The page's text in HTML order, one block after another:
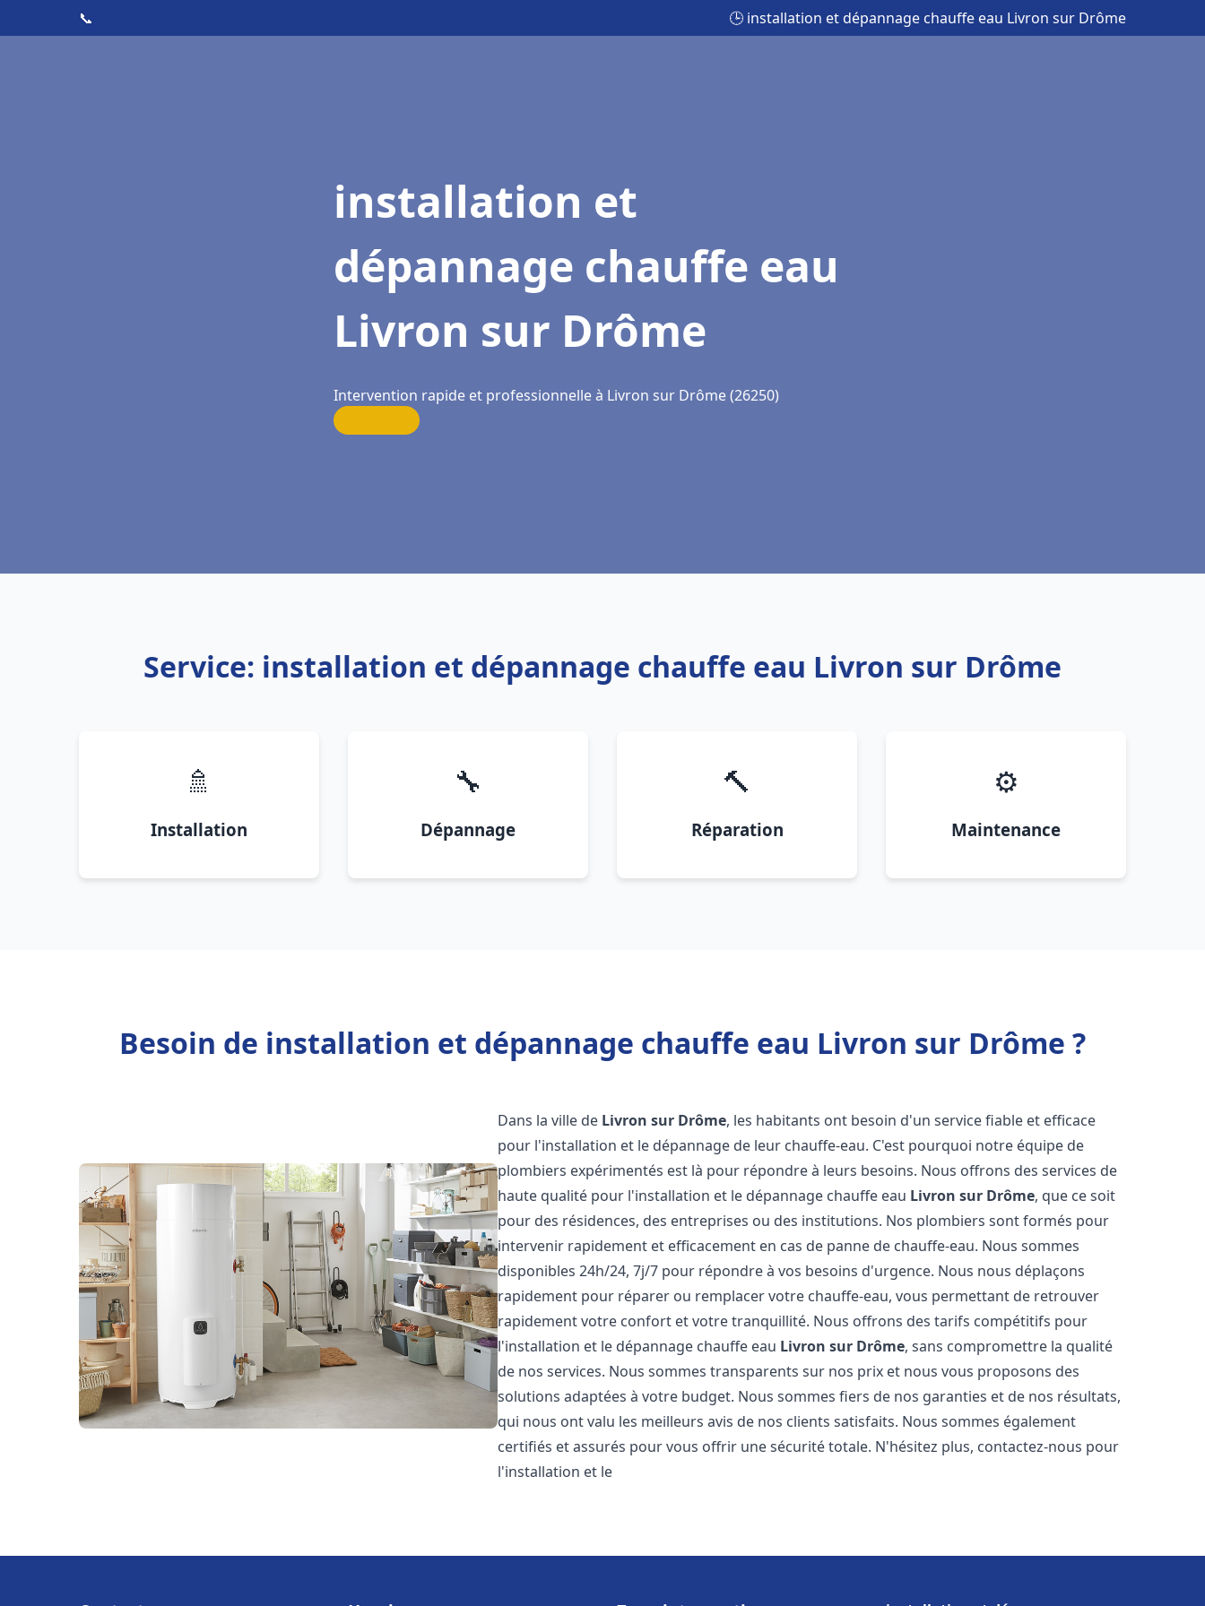
📞 🕒 installation et dépannage chauffe eau Livron sur Drôme
installation et
dépannage chauffe eau
Livron sur Drôme
Intervention rapide et professionnelle à Livron sur Drôme (26250)
Service: installation et dépannage chauffe eau Livron sur Drôme
🚿
Installation
🔧
Dépannage
🔨
Réparation
⚙️
Maintenance
Besoin de installation et dépannage chauffe eau Livron sur Drôme ?
Dans la ville de Livron sur Drôme, les habitants ont besoin d'un service fiable et efficace
pour l'installation et le dépannage de leur chauffe-eau. C'est pourquoi notre équipe de
plombiers expérimentés est là pour répondre à leurs besoins. Nous offrons des services de
haute qualité pour l'installation et le dépannage chauffe eau Livron sur Drôme, que ce soit
pour des résidences, des entreprises ou des institutions. Nos plombiers sont formés pour
intervenir rapidement et efficacement en cas de panne de chauffe-eau. Nous sommes
disponibles 24h/24, 7j/7 pour répondre à vos besoins d'urgence. Nous nous déplaçons
rapidement pour réparer ou remplacer votre chauffe-eau, vous permettant de retrouver
rapidement votre confort et votre tranquillité. Nous offrons des tarifs compétitifs pour
l'installation et le dépannage chauffe eau Livron sur Drôme, sans compromettre la qualité
de nos services. Nous sommes transparents sur nos prix et nous vous proposons des
solutions adaptées à votre budget. Nous sommes fiers de nos garanties et de nos résultats,
qui nous ont valu les meilleurs avis de nos clients satisfaits. Nous sommes également
certifiés et assurés pour vous offrir une sécurité totale. N'hésitez plus, contactez-nous pour
l'installation et le